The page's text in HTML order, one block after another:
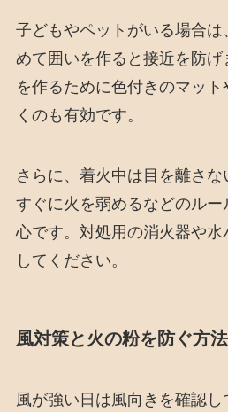
子どもやペットがいる場合は
めて囲いを作ると接近を防
を作るために色付きのマッ
くのも有効です。
さらに、着火中は目を離さ
すぐに火を弱めるなどのル
心です。対処用の消火器や
してください。
風対策と火の粉を防ぐ方法
風が強い日は風向きを確認